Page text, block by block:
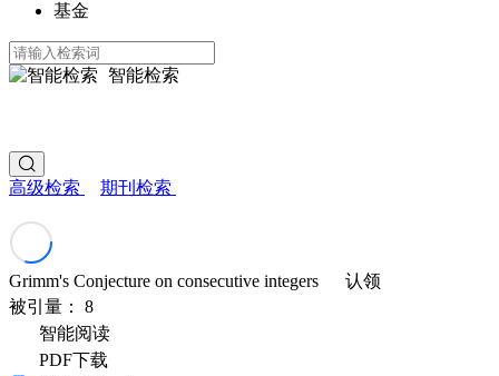
基金
智能检索
高级检索 期刊检索
Grimm's Conjecture on consecutive integers
认领
被引量： 8
智能阅读
PDF下载